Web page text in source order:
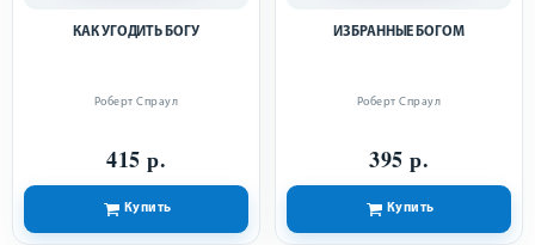
КАК УГОДИТЬ БОГУ
Роберт Спраул
415 р.
Купить
ИЗБРАННЫЕ БОГОМ
Роберт Спраул
395 р.
Купить